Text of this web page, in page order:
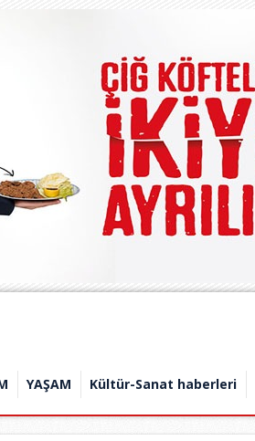
YAŞAM Kültür-Sanat haberleri